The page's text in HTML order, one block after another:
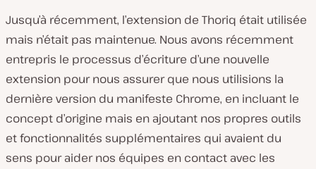
Jusqu’à récemment, l’extension de Thoriq était utilisée
mais n’était pas maintenue. Nous avons récemment
entrepris le processus d’écriture d’une nouvelle
extension pour nous assurer que nous utilisions la
dernière version du manifeste Chrome, en incluant le
concept d’origine mais en ajoutant nos propres outils
et fonctionnalités supplémentaires qui avaient du
sens pour aider nos équipes en contact avec les